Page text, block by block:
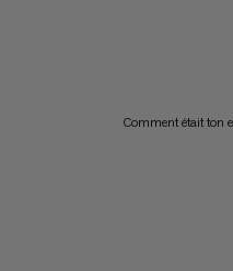
Comment était ton